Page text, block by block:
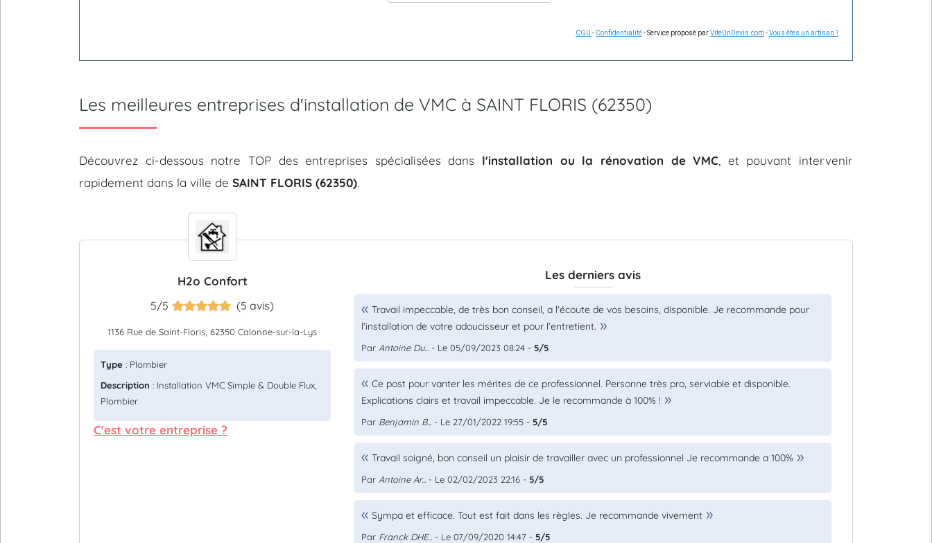
CGU - Confidentialité- Service proposé parViteUnDevis.com -Vous êtes un artisan ?
Les meilleures entreprises d'installation de VMC à SAINT FLORIS (62350)
Découvrez ci-dessous notre TOP des entreprises spécialisées dans l'installation ou la rénovation de VMC , et pouvant intervenir
rapidement dans la ville de SAINT FLORIS (62350).
H2o Confort
5/5 (5 avis)
1136 Rue de Saint-Floris, 62350 Calonne-sur-la-Lys
Type : Plombier
Description : Installation VMC Simple & Double Flux,
Plombier
C'est votre entreprise ?
Les derniers avis
Travail impeccable, de très bon conseil, a l'écoute de vos besoins, disponible. Je recommande pour
l'installation de votre adoucisseur et pour l'entretient.
Par Antoine Du... - Le 05/09/2023 08:24 - 5/5
Ce post pour vanter les mérites de ce professionnel. Personne très pro, serviable et disponible.
Explications clairs et travail impeccable. Je le recommande à 100% !
Par Benjamin B... - Le 27/01/2022 19:55 - 5/5
Travail soigné, bon conseil un plaisir de travailler avec un professionnel Je recommande a 100%
Par Antoine Ar... - Le 02/02/2023 22:16 - 5/5
Sympa et efficace. Tout est fait dans les règles. Je recommande vivement
Par Franck DHE... - Le 07/09/2020 14:47 - 5/5